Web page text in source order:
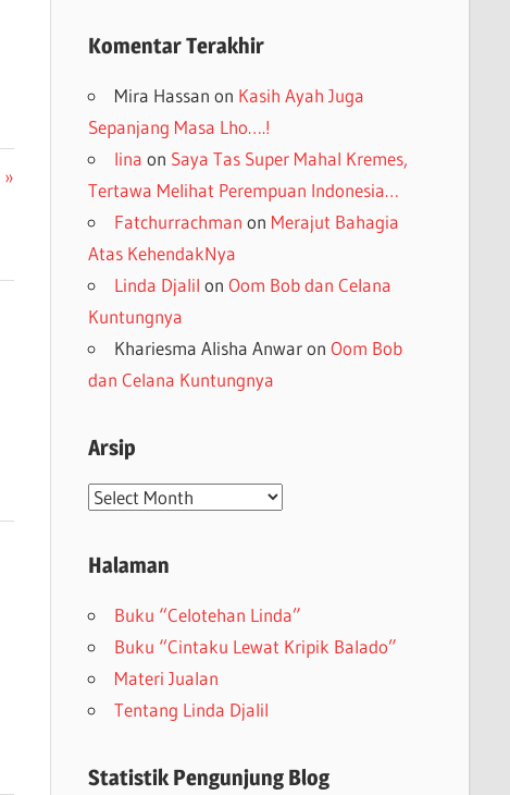
Komentar Terakhir
Mira Hassan on Kasih Ayah Juga
Sepanjang Masa Lho….!
lina on Saya Tas Super Mahal Kremes,
Tertawa Melihat Perempuan Indonesia…
Fatchurrachman on Merajut Bahagia
Atas KehendakNya
Linda Djalil on Oom Bob dan Celana
Kuntungnya
Khariesma Alisha Anwaron Oom Bob
dan Celana Kuntungnya
Arsip
Arsip
Halaman
Buku “Celotehan Linda”
Buku “Cintaku Lewat Kripik Balado”
Materi Jualan
Tentang Linda Djalil
Statistik Pengunjung Blog